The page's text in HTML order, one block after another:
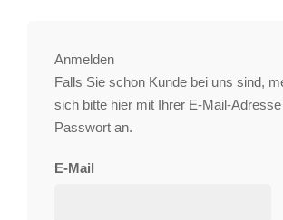
Anmelden
Falls Sie schon Kunde bei uns sind,
sich bitte hier mit Ihrer E-Mail-
Passwort an.
E-Mail